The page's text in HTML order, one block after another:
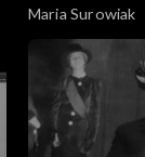
Maria Surowiak